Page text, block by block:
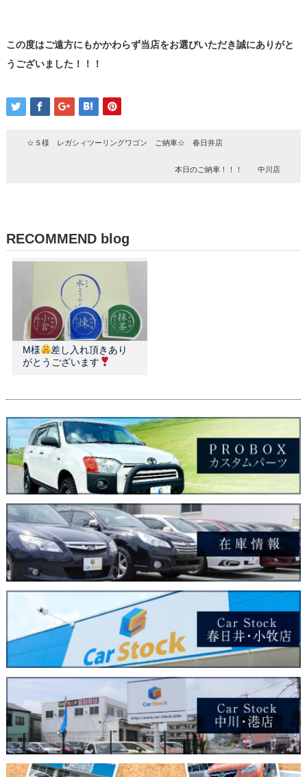
この度はご遠方にもかかわらず当店をお選びいただき誠にありがと
うございました！！！
☆Ｓ様 レガシィツーリングワゴン ご納車☆ 春日井店
本日のご納車！！！ 中川店
RECOMMEND blog
M様
差し入れ頂きあり
がとうございます